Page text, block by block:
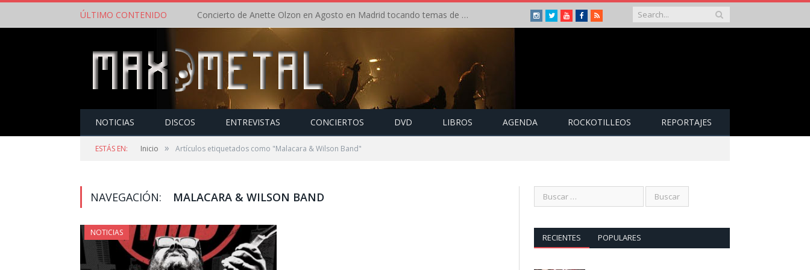
ÚLTIMO CONTENIDO Concierto de Anette Olzon en Agosto en Madrid tocando temas de Nightwish Instagram
TwitterYoutubeFacebook
RSS
NOTICIAS DISCOS ENTREVISTAS CONCIERTOS DVD LIBROS AGENDA ROCKOTILLEOS REPORTAJES
ESTÁS EN: Inicio » Artículos etiquetados como "Malacara & Wilson Band"
NAVEGACIÓN: MALACARA & WILSON BAND
NOTICIAS RECIENTES POPULARES